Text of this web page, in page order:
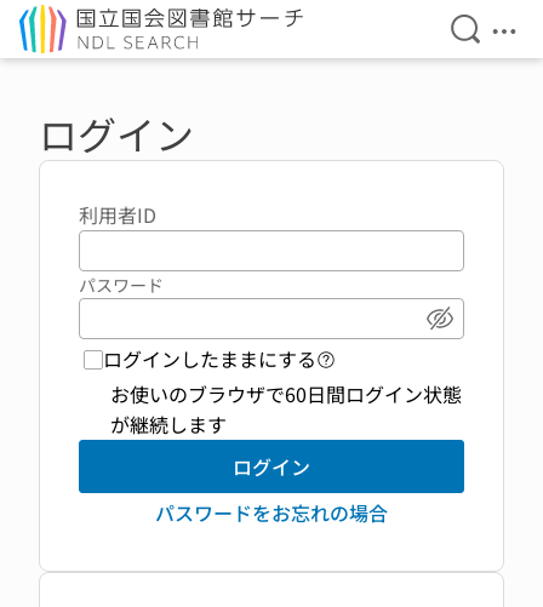
検索を
メ
ログイン
利用者ID
パスワード
パスワー
ログインしたままにする ログイン機能 ヘルプペ
お使いのブラウザで60日間ログイン状態
が継続します
ログイン
パスワードをお忘れの場合